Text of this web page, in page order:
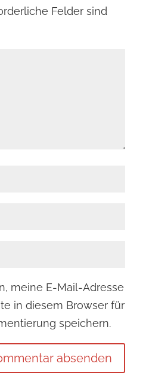
Felder sind
meine E-Mail-Adresse
in diesem Browser für
speichern.